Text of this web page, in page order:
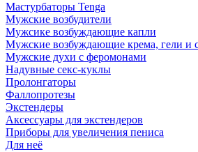
Мастурбаторы Tenga
Мужские возбудители
Мужсике возбуждающие капли
Мужские возбуждающие крема, гели и
Мужские духи с феромонами
Надувные секс-куклы
Пролонгаторы
Фаллопротезы
Экстендеры
Аксессуары для экстендеров
Приборы для увеличения пениса
Для неё